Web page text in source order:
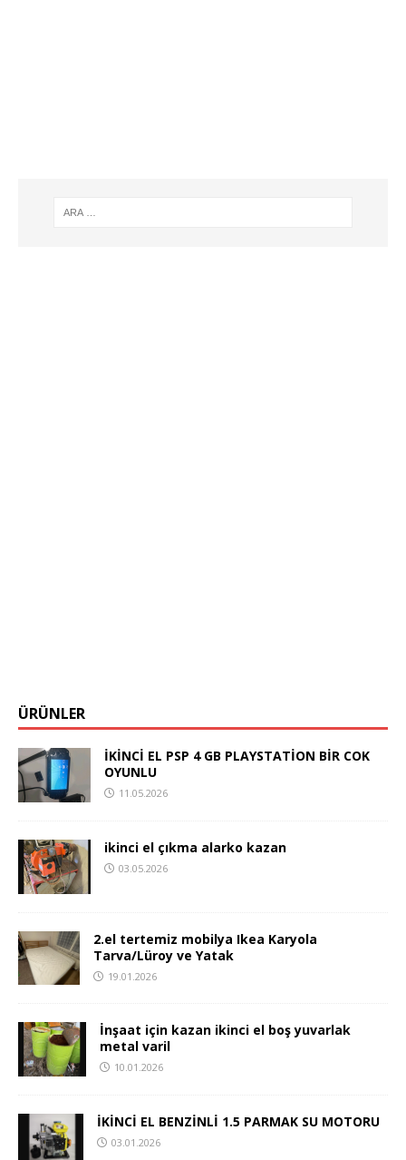
ÜRÜNLER
İKİNCİ EL PSP 4 GB PLAYSTATİON BİR COK
OYUNLU
11.05.2026
ikinci el çıkma alarko kazan
03.05.2026
2.el tertemiz mobilya Ikea Karyola
Tarva/Lüroy ve Yatak
19.01.2026
İnşaat için kazan ikinci el boş yuvarlak
metal varil
10.01.2026
İKİNCİ EL BENZİNLİ 1.5 PARMAK SU MOTORU
03.01.2026